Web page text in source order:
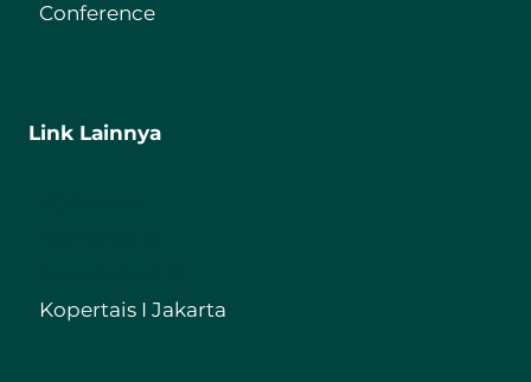
Conference
Link Lainnya
Kopertais I Jakarta